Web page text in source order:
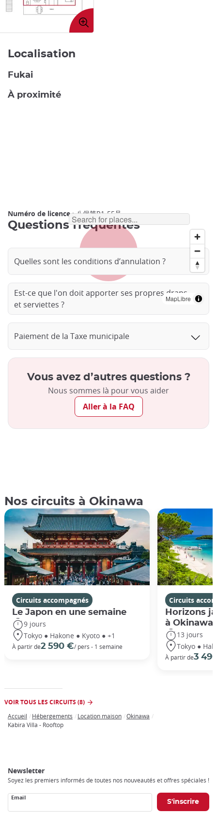
Agrandir
l'image
Localisation
Fukai
À proximité
MapLibre
Numéro de licence: 八保第R1-55号
Questions fréquentes
Quelles sont les conditions d’annulation ?
Est-ce que l'on doit apporter ses propres draps
et serviettes ?
Paiement de la Taxe municipale
Vous avez d’autres questions ?
Nous sommes là pour vous aider
Aller à la FAQ
Nos circuits à Okinawa
Circuits accompagnés
Le Japon en une semaine
9 jours
Tokyo ● Hakone ● Kyoto ● +1
À partir de2 590 €/ pers - 1 semaine
Circuits
Horizons
à Okinawa
13 jours
Tokyo ●
À partir de3
VOIR TOUS LES CIRCUITS (8)
Breadcrumb
Accueil Hébergements Location maison
Okinawa
Kabira Villa - Rooftop
Newsletter
Soyez les premiers informés de toutes nos nouveautés et offres spéciales !
Email